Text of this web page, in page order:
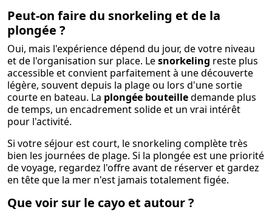
Peut-on faire du snorkeling et de la
plongée ?
Oui, mais l'expérience dépend du jour, de votre niveau
et de l'organisation sur place. Lesnorkeling reste plus
accessible et convient parfaitement à une découverte
légère, souvent depuis la plage ou lors d'une sortie
courte en bateau. La plongée bouteilledemande plus
de temps, un encadrement solide et un vrai intérêt
pour l'activité.
Si votre séjour est court, le snorkeling complète très
bien les journées de plage. Si la plongée est une priorité
de voyage, regardez l'offre avant de réserver et gardez
en tête que la mer n'est jamais totalement figée.
Que voir sur le cayo et autour ?